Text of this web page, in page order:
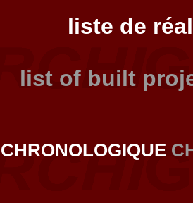
liste de
list of built
CHRONOLOGIQUE